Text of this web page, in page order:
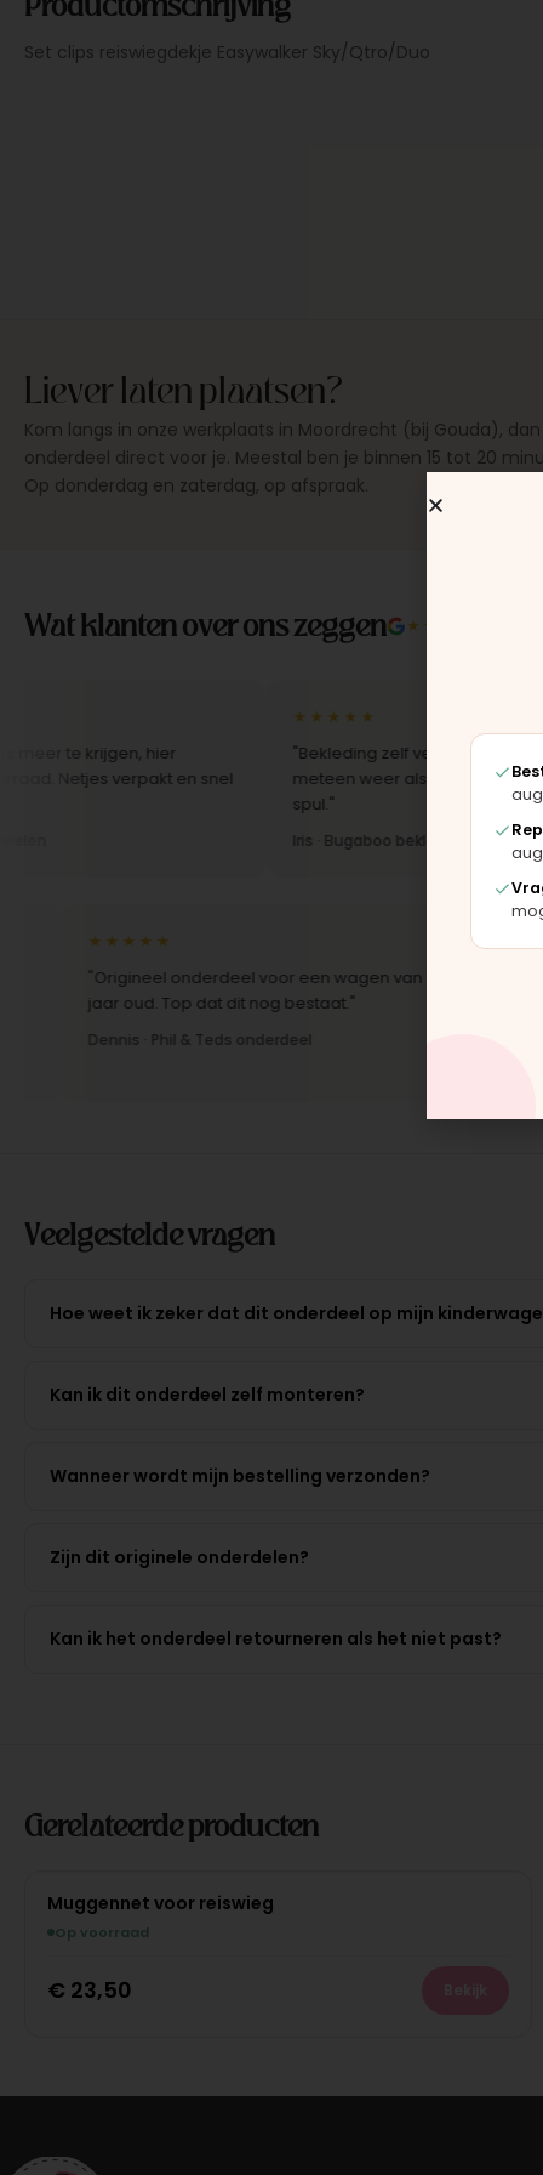
Set clips reiswiegdekje Easywalker Sky/Qtro/Duo
Liever laten plaatsen?
Kom langs in onze werkplaats in Moordrecht (bij Gouda),
onderdeel direct voor je. Meestal ben je binnen 15 tot 20
Op donderdag en zaterdag, op afspraak.
Wat klanten over ons zeggen ★★★★★
krijgen, hier
verpakt en snel
★★★★★
"Bekleding zelf vervangen met de set,
meteen weer als nieuw uit. Duidelijk
Iris · Bugaboo bekleding
★★★★★
"Origineel onderdeel voor een wagen van 10
jaar oud. Top dat dit nog bestaat."
Dennis · Phil & Teds onderdeel
★★★★★
"Snelle
Veelgestelde vragen
Hoe weet ik zeker dat dit onderdeel op mijn
Kan ik dit onderdeel zelf monteren?
Wanneer wordt mijn bestelling verzonden?
Zijn dit originele onderdelen?
Kan ik het onderdeel retourneren als het niet past?
Gerelateerde producten
Muggennet voor reiswieg
Op voorraad
€ 23,50